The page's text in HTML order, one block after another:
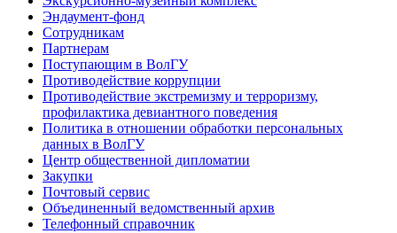
Эндаумент-фонд
Сотрудникам
Партнерам
Поступающим в ВолГУ
Противодействие коррупции
Противодействие экстремизму и терроризму,
профилактика девиантного поведения
Политика в отношении обработки персональных
данных в ВолГУ
Центр общественной дипломатии
Закупки
Почтовый сервис
Объединенный ведомственный архив
Телефонный справочник